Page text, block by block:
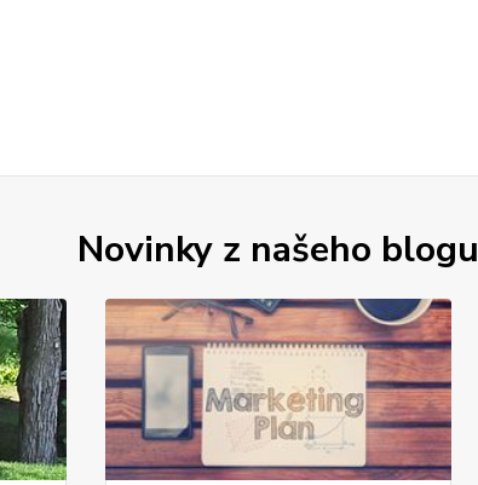
Novinky z našeho blogu